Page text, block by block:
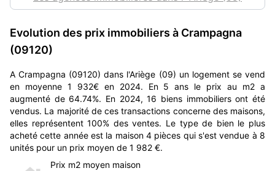
Evolution des prix immobiliers à Crampagna
(09120)
A Crampagna (09120) dans l'Ariège (09) un logement se vend
en moyenne 1 932€ en 2024. En 5 ans le prix au m2 a
augmenté de 64.74%. En 2024, 16 biens immobiliers ont été
vendus. La majorité de ces transactions concerne des maisons,
elles représentent 100% des ventes. Le type de bien le plus
acheté cette année est la maison 4 pièces qui s'est vendue à 8
unités pour un prix moyen de 1 982 €.
Prix m2 moyen maison